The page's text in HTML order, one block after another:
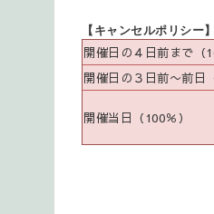
【キャンセルポリシー】
開催日の４日前まで（
開催日の３日前〜前日
開催当日（100％）